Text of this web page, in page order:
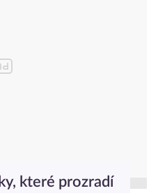
které prozradí